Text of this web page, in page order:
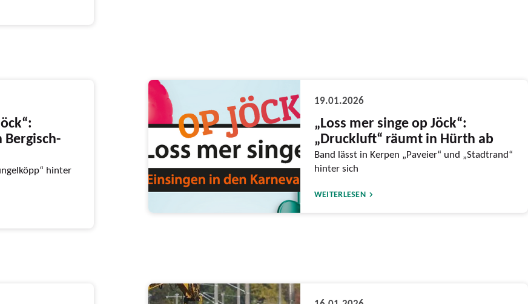
hinter
19.01.2026
„Loss mer singe op Jöck“:
„Druckluft“ räumt in Hürth ab
Band lässt in Kerpen „Paveier“ und „Stadtrand“
hinter sich
WEITERLESEN